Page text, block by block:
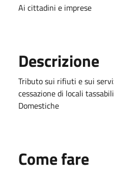
Ai cittadini e imprese
Descrizione
Tributo sui rifiuti e sui
cessazione di locali
Domestiche
Come fare